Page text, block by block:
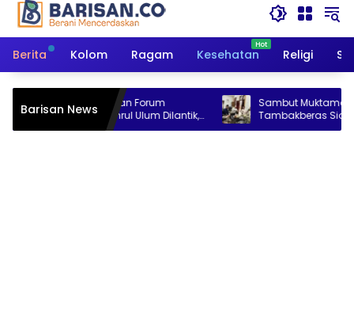
Berita Kolom Ragam Kesehatan Religi
Barisan News
IKABU dan Forum
Bahrul Ulum Dilantik,
Penguatan Organisasi
Sambut Muktamar ke-35 NU,
Tambakberas Siapkan 25 Ribu
Kopi Gratis